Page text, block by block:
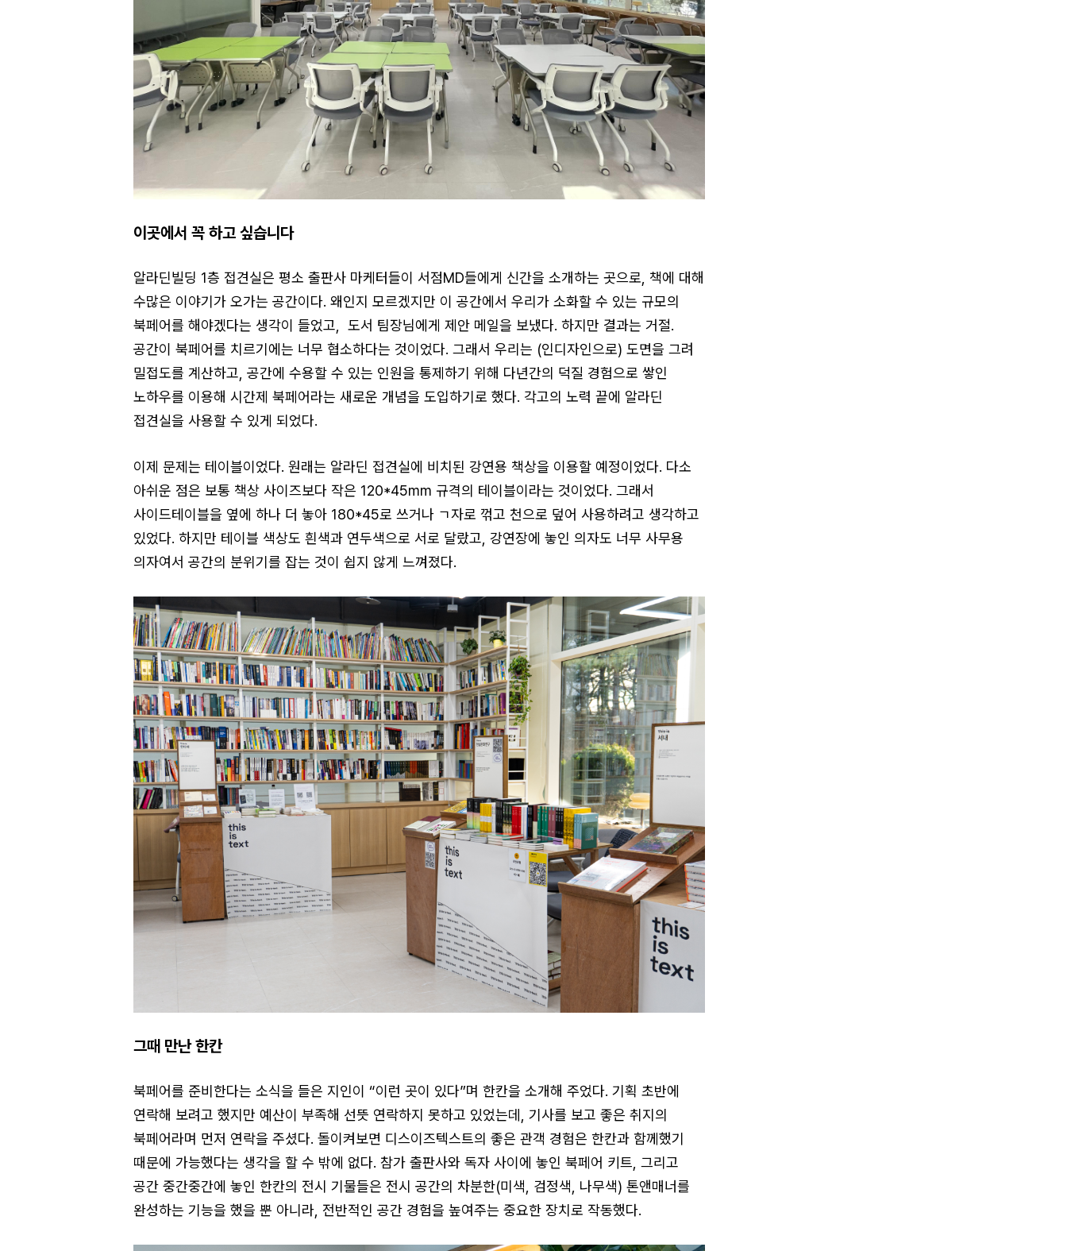
이곳에서 꼭 하고 싶습니다
알라딘빌딩 1층 접견실은 평소 출판사 마케터들이 서점MD들에게 신간을 소개하는 곳으로, 책에 대해
수많은 이야기가 오가는 공간이다. 왜인지 모르겠지만 이 공간에서 우리가 소화할 수 있는 규모의
북페어를 해야겠다는 생각이 들었고, 도서 팀장님에게 제안 메일을 보냈다. 하지만 결과는 거절.
공간이 북페어를 치르기에는 너무 협소하다는 것이었다. 그래서 우리는 (인디자인으로) 도면을 그려
밀접도를 계산하고, 공간에 수용할 수 있는 인원을 통제하기 위해 다년간의 덕질 경험으로 쌓인
노하우를 이용해 시간제 북페어라는 새로운 개념을 도입하기로 했다. 각고의 노력 끝에 알라딘
접견실을 사용할 수 있게 되었다.
이제 문제는 테이블이었다. 원래는 알라딘 접견실에 비치된 강연용 책상을 이용할 예정이었다. 다소
아쉬운 점은 보통 책상 사이즈보다 작은 120*45mm 규격의 테이블이라는 것이었다. 그래서
사이드테이블을 옆에 하나 더 놓아 180*45로 쓰거나 ㄱ자로 꺾고 천으로 덮어 사용하려고 생각하고
있었다. 하지만 테이블 색상도 흰색과 연두색으로 서로 달랐고, 강연장에 놓인 의자도 너무 사무용
의자여서 공간의 분위기를 잡는 것이 쉽지 않게 느껴졌다.
그때 만난 한칸
북페어를 준비한다는 소식을 들은 지인이 “이런 곳이 있다”며 한칸을 소개해 주었다. 기획 초반에
연락해 보려고 했지만 예산이 부족해 선뜻 연락하지 못하고 있었는데, 기사를 보고 좋은 취지의
북페어라며 먼저 연락을 주셨다. 돌이켜보면 디스이즈텍스트의 좋은 관객 경험은 한칸과 함께했기
때문에 가능했다는 생각을 할 수 밖에 없다. 참가 출판사와 독자 사이에 놓인 북페어 키트, 그리고
공간 중간중간에 놓인 한칸의 전시 기물들은 전시 공간의 차분한(미색, 검정색, 나무색) 톤앤매너를
완성하는 기능을 했을 뿐 아니라, 전반적인 공간 경험을 높여주는 중요한 장치로 작동했다.